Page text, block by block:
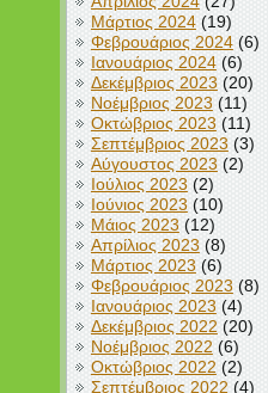
Μάρτιος 2024(19)
Φεβρουάριος 2024(6)
Ιανουάριος 2024(6)
Δεκέμβριος 2023 (20)
Νοέμβριος 2023 (11)
Οκτώβριος 2023(11)
Σεπτέμβριος 2023 (3)
Αύγουστος 2023 (2)
Ιούλιος 2023(2)
Ιούνιος 2023(10)
Μάιος 2023 (12)
Απρίλιος 2023 (8)
Μάρτιος 2023 (6)
Φεβρουάριος 2023(8)
Ιανουάριος 2023 (4)
Δεκέμβριος 2022 (20)
Νοέμβριος 2022 (6)
Οκτώβριος 2022 (2)
Σεπτέμβριος 2022 (4)